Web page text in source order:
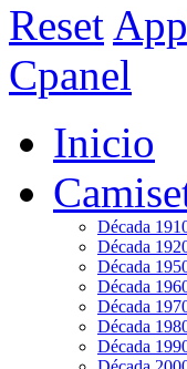
Reset
Cpanel
Inicio
Década
Década
Década
Década
Década
Década
Década